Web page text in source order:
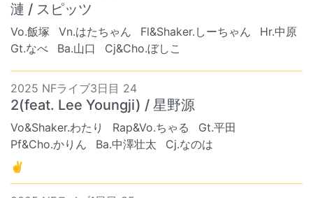
漣 / スピッツ
Vo.飯塚 Vn.はたちゃん Fl&Shaker.しーちゃん
Hr.中原
Gt.なべ
Ba.山口 Cj&Cho.ぼしこ
2025 NFライブ3日目 24
2(feat. Lee Youngji) / 星野源
Vo&Shaker.わたり Rap&Vo.ちゃる
Gt.平田
Pf&Cho.かりん
Ba.中澤壮太
Cj.なのは
✌